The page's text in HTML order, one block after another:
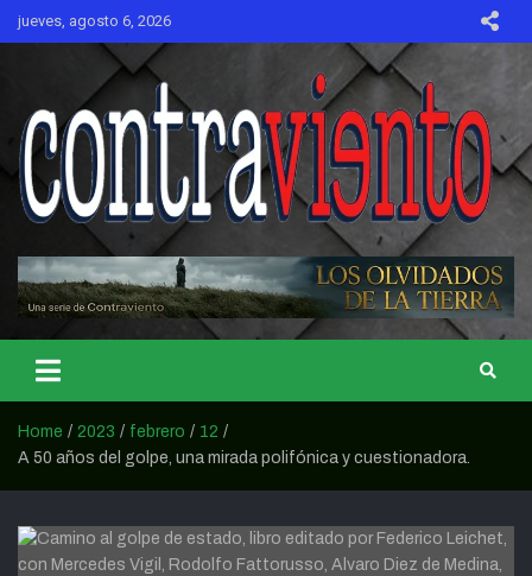
Skip
jueves, agosto 6, 2026
CONTRAVIENTO
Home 2023 febrero
12
A 50 años del golpe, una mirada polifónica y cuestionadora.